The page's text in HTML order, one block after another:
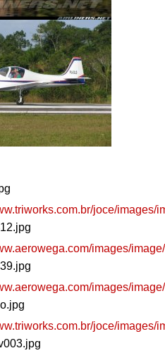
joce/images/
images/
images/
joce/images/